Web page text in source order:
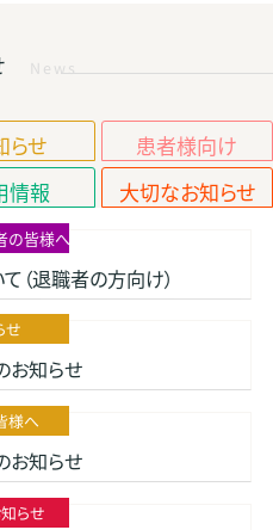
News
らせ
患者様向け
情報 大切なお知らせ
の皆様へ
（退職者の方向け）
せ
お知らせ
様へ
お知らせ
らせ